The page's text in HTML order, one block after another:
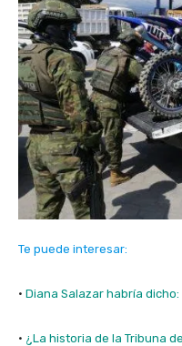
Te puede interesar:
· Diana Salazar habría dicho:
· ¿La historia de la Tribuna